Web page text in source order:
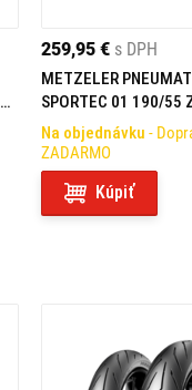
259,95 € s DPH
METZELER
SPORTEC 01 190/55
(75W) TL REAR
Na objednávku -
ZADARMO
Kúpiť